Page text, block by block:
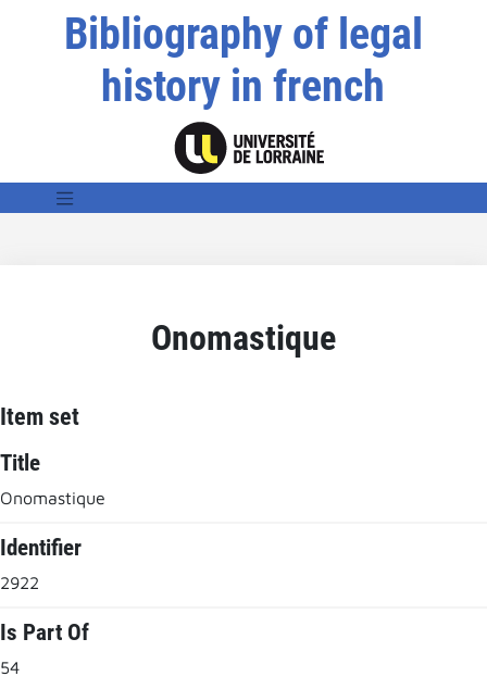
Bibliography of legal
history in french
Onomastique
Item set
Title
Onomastique
Identifier
2922
Is Part Of
54